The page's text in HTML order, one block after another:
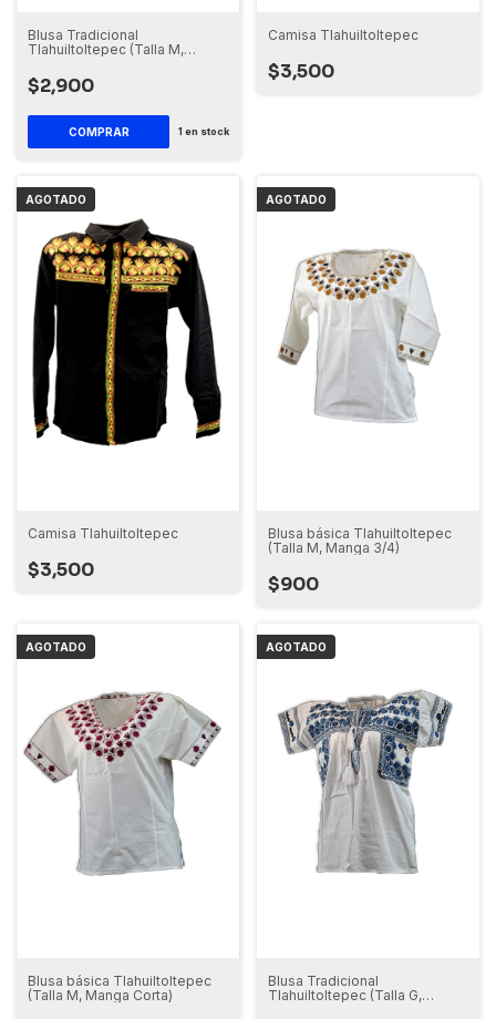
Blusa Tradicional
Tlahuiltoltepec (Talla M,
$2,900
1 en stock
Camisa Tlahuiltoltepec
$3,500
AGOTADO
Camisa Tlahuiltoltepec
$3,500
AGOTADO
Blusa básica Tlahuiltoltepec
(Talla M, Manga 3/4)
$900
AGOTADO
Blusa básica Tlahuiltoltepec
(Talla M, Manga Corta)
AGOTADO
Blusa Tradicional
Tlahuiltoltepec (Talla G,